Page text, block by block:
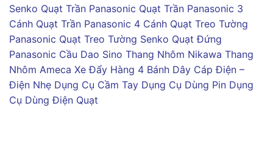
Senko Quạt Trần Panasonic Quạt Trần Panasonic 3
Cánh Quạt Trần Panasonic 4 Cánh Quạt Treo Tường
Panasonic Quạt Treo Tường Senko Quạt Đứng
Panasonic Cầu Dao Sino Thang Nhôm Nikawa Thang
Nhôm Ameca Xe Đẩy Hàng 4 Bánh Dây Cáp Điện –
Điện Nhẹ Dụng Cụ Cầm Tay Dụng Cụ Dùng Pin Dụng
Cụ Dùng Điện Quạt